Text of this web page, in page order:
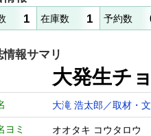
1 在庫数 1 予約数
情報サマリ
大発生
大滝 浩太郎／取材・文
ヨミ オオタキ コウタロウ